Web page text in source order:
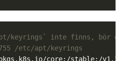
keyrings` inte finns, bör
/etc/apt/keyrings